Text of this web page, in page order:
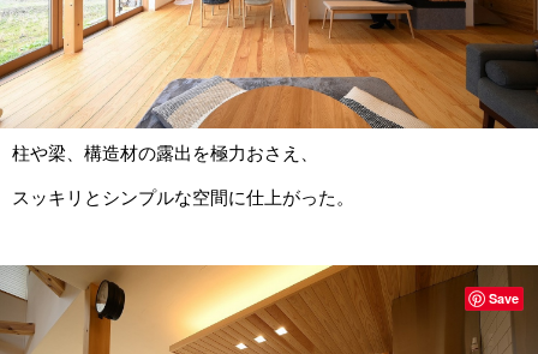
柱や梁、構造材の露出を極力おさえ、
スッキリとシンプルな空間に仕上がった。
Save